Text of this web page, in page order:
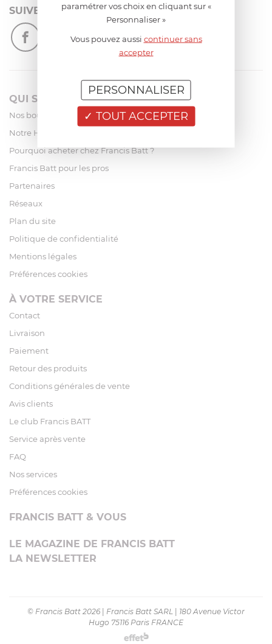
SUIVEZ-NOUS
QUI SOMMES-NOUS?
Nos boutiques
Notre Histoire
Pourquoi acheter chez Francis Batt ?
Francis Batt pour les pros
Partenaires
Réseaux
Plan du site
Politique de confidentialité
Mentions légales
Préférences cookies
À VOTRE SERVICE
Contact
Livraison
Paiement
Retour des produits
Conditions générales de vente
Avis clients
Le club Francis BATT
Service après vente
FAQ
Nos services
Préférences cookies
FRANCIS BATT & VOUS
LE MAGAZINE DE FRANCIS BATT
LA NEWSLETTER
© Francis Batt 2026 Francis Batt SARL
180 Avenue Victor
Hugo 75116 Paris FRANCE
paramétrer vos choix en cliquant sur «
Personnaliser »
Vous pouvez aussi continuer sans
accepter
TOUT ACCEPTER
PERSONNALISER